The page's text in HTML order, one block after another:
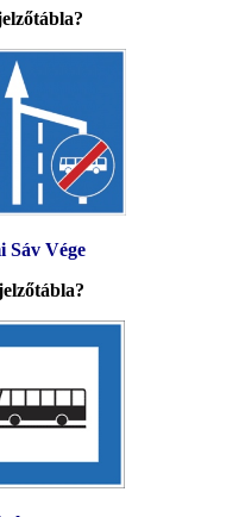
Sáv Vége